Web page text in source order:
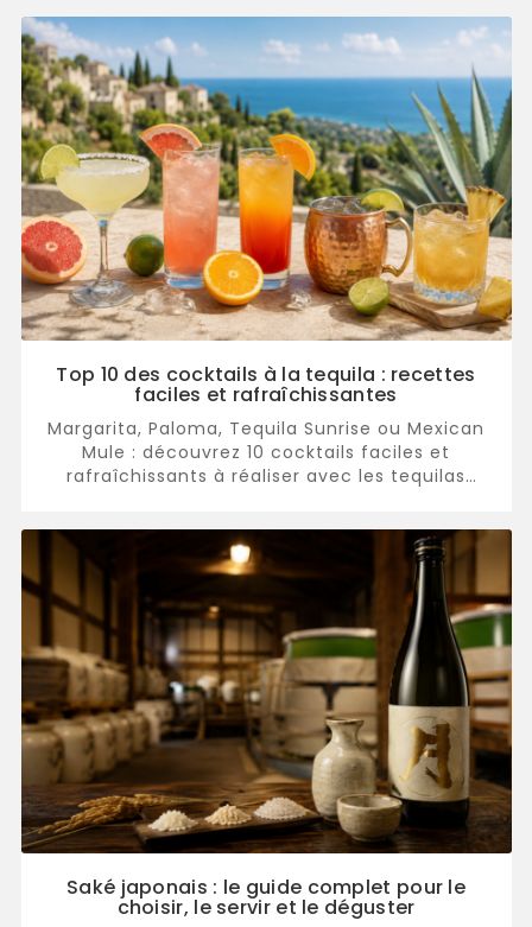
Top 10 des cocktails à la tequila : recettes
faciles et rafraîchissantes
Margarita, Paloma, Tequila Sunrise ou Mexican
Mule : découvrez 10 cocktails faciles et
rafraîchissants à réaliser avec les tequilas
Saké japonais : le guide complet pour le
choisir, le servir et le déguster